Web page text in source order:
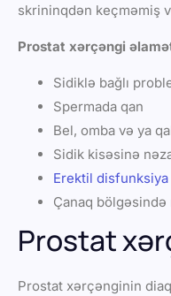
skrininqdən keçməmiş
Prostat xərçəngi
Sidiklə bağlı
Spermada qan
Bel, omba və ya
Sidik kisəsinə
Erektil disfunksiya
Çanaq bölgəsində
Prostat
Prostat xərçənginin